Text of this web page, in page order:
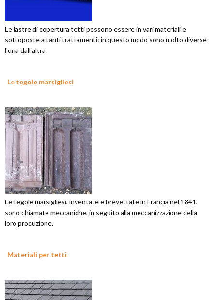
Le lastre di copertura tetti possono essere in vari materiali e
sottoposte a tanti trattamenti: in questo modo sono molto diverse
l'una dall'altra.
Le tegole marsigliesi
Le tegole marsigliesi, inventate e brevettate in Francia nel 1841,
sono chiamate meccaniche, in seguito alla meccanizzazione della
loro produzione.
Materiali per tetti